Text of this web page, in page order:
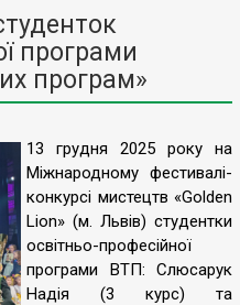
програми
програм»
13 грудня 2025 року на
Міжнародному фестивалі-
конкурсі мистецтв «Golden
Lion» (м. Львів) студентки
освітньо-професійної
програми ВТП: Слюсарук
Надія (3 курс) та